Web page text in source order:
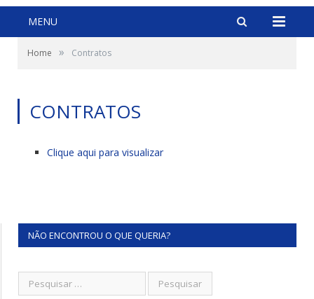
MENU
Home » Contratos
CONTRATOS
Clique aqui para visualizar
NÃO ENCONTROU O QUE QUERIA?